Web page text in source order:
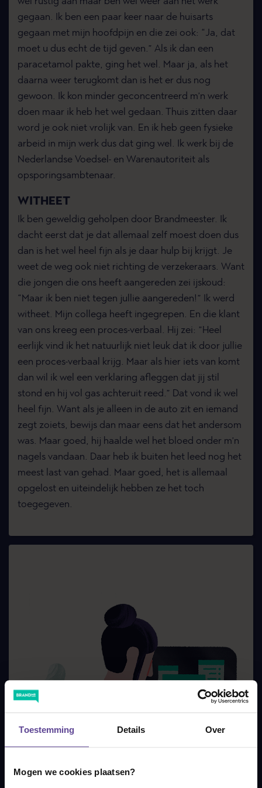
Toestemming Details Over
Mogen we cookies plaatsen?
gegaan. Ik ben een paar keer naar de huisarts
gegaan met mijn hoofdpijn en die zei ook: “Ja, dat
moet u dus echt de tijd geven.” Als ik dan een
paracetamol pakte, ging het wel. Maar ja, als het
daarna weer terugkomt dan is het er dus nog
gewoon. Ik kon minder geconcentreerd m’n werk
doen maar ik heb het wel gedaan. Thuis zitten daar
word je ook niet vrolijk van. En ik heb geen fysieke
arbeid in mijn werk dus dat ging wel. Ik werk bij de
Nederlandse Voedsel- en Warenautoriteit als
opsporingsambtenaar.
WITHEET
Ik ben geweldig geholpen door Brandmeester. Ik
dacht eerst dat je dat allemaal zelf moest doen dus
dan is het wel heel fijn als je daar hulp bij krijgt. Je
weet de weg ook niet richting de verzekeraars. Want
die jongen die ons heeft aangereden zei ijskoud:
“Maar ik ben niet tegen jullie aangereden!” Ik werd
witheet. Mijn collega heeft ingegrepen. En die klant
van ons kreeg een proces-verbaal. Hij zei: ”Heel
eerlijk vind ik het natuurlijk niet leuk dat ik door jullie
een proces-verbaal krijg. Maar als hier iets van komt
dan wil ik wel een verklaring afleggen dat jij stil
stond en hij vol gas achteruit reed.” Dat vond ik wel
heel fijn. Want als je alleen in de auto zit en iemand
zegt zoiets, bewijs dan maar eens dat het andersom
was. Maar goed, hij haalde wel het bloed onder m’n
nagels vandaan. Daar heb ik buiten het leed nog het
meest last van gehad. Maar goed, het is allemaal
opgelost en uiteindelijk hebben ze het toch
toegegeven.